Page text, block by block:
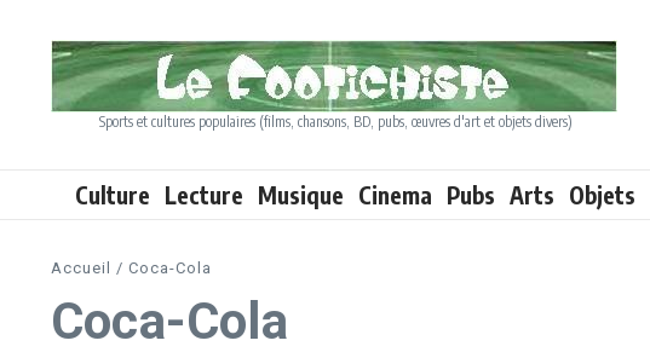
Sports et cultures populaires (films, chansons, BD, pubs, œuvres d'art et objets divers)
Culture Lecture Musique Cinema Pubs Arts Objets
Accueil / Coca-Cola
Coca-Cola